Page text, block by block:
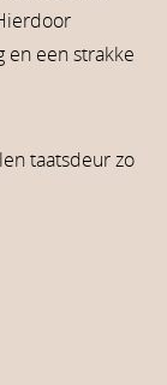
en een strakke
taatsdeur zo